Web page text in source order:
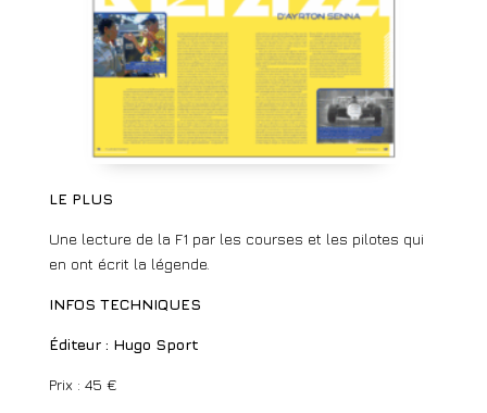
LE PLUS
Une lecture de la F1 par les courses et les pilotes qui
en ont écrit la légende.
INFOS TECHNIQUES
Éditeur : Hugo Sport
Prix : 45 €